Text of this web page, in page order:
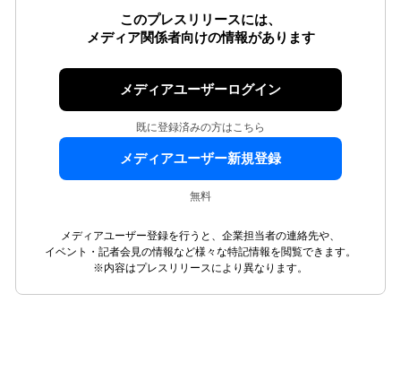
このプレスリリースには、
メディア関係者向けの情報があります
メディアユーザーログイン
既に登録済みの方はこちら
メディアユーザー新規登録
無料
メディアユーザー登録を行うと、企業担当者の連絡先や、
イベント・記者会見の情報など様々な特記情報を閲覧できます。
※内容はプレスリリースにより異なります。